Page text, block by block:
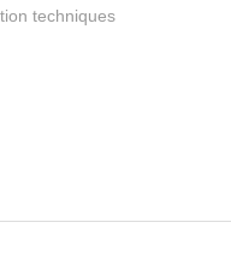
techniques